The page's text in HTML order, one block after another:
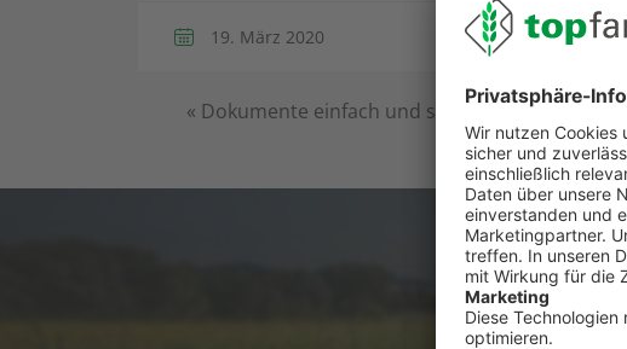
19. März 2020
« Dokumente einfach und schnell an NLB